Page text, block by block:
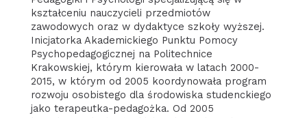
kształceniu nauczycieli przedmiotów
zawodowych oraz w dydaktyce szkoły wyższej.
Inicjatorka Akademickiego Punktu Pomocy
Psychopedagogicznej na Politechnice
Krakowskiej, którym kierowała w latach 2000-
2015, w którym od 2005 koordynowała program
rozwoju osobistego dla środowiska studenckiego
jako terapeutka-pedagożka. Od 2005